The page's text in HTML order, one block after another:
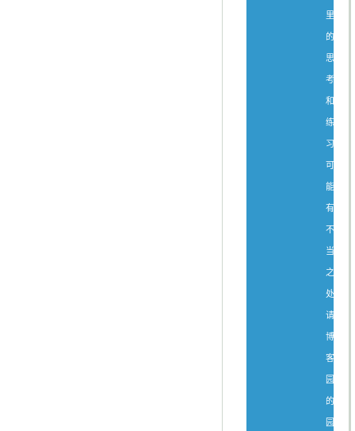
里
的
思
考
和
练
习，
可
能
有
不
当
之
处，
请
博
客
园
的
园